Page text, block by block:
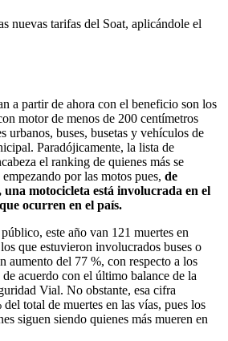
nuevas tarifas del Soat, aplicándole el
a partir de ahora con el beneficio son los
motor de menos de 200 centímetros
urbanos, buses, busetas y vehículos de
Paradójicamente, la lista de
el ranking de quienes más se
por las motos pues, de
una motocicleta está involucrada en el
ocurren en el país.
este año van 121 muertes en
que estuvieron involucrados buses o
aumento del 77 %, con respecto a los
acuerdo con el último balance de la
Vial. No obstante, esa cifra
total de muertes en las vías, pues los
siguen siendo quienes más mueren en